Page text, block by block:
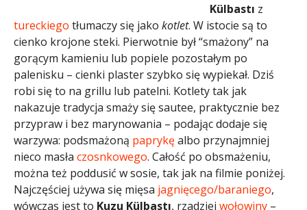
Külbastı z
tureckiego tłumaczy się jako kotlet. W istocie są to
cienko krojone steki. Pierwotnie był “smażony” na
gorącym kamieniu lub popiele pozostałym po
palenisku – cienki plaster szybko się wypiekał. Dziś
robi się to na grillu lub patelni. Kotlety tak jak
nakazuje tradycja smaży się sautee, praktycznie bez
przypraw i bez marynowania – podając dodaje się
warzywa: podsmażoną paprykęalbo przynajmniej
nieco masła czosnkowego. Całość po obsmażeniu,
można też poddusić w sosie, tak jak na filmie poniżej.
Najczęściej używa się mięsa jagnięcego/baraniego,
wówczas jest to Kuzu Külbastı, rzadziej wołowiny –